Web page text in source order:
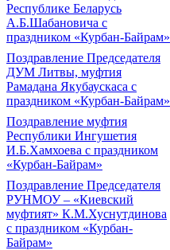
Республике Беларусь
А.Б.Шабановича с
праздником «Курбан-Байрам»
Поздравление Председателя
ДУМ Литвы, муфтия
Рамадана Якубаускаса с
праздником «Курбан-Байрам»
Поздравление муфтия
Республики Ингушетия
И.Б.Хамхоева с праздником
«Курбан-Байрам»
Поздравление Председателя
РУНМОУ – «Киевский
муфтият» К.М.Хуснутдинова
с праздником «Курбан-
Байрам»